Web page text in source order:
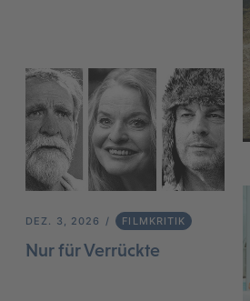
DEZ. 3, 2026 FILMKRITIK
Nur für Verrückte